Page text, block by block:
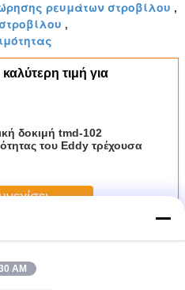
ρευμάτων στροβίλου ,
,
τιμή για
δοκιμή tmd-102
του Eddy τρέχουσα
δοκιμής του Eddy
AM